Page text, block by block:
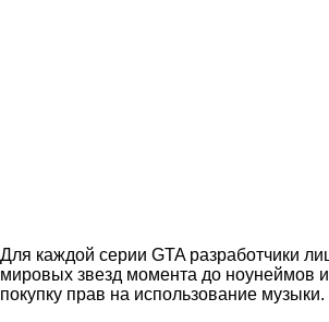
Для каждой серии GTA разработчики
мировых звезд момента до ноунеймов
покупку прав на использование музыки.